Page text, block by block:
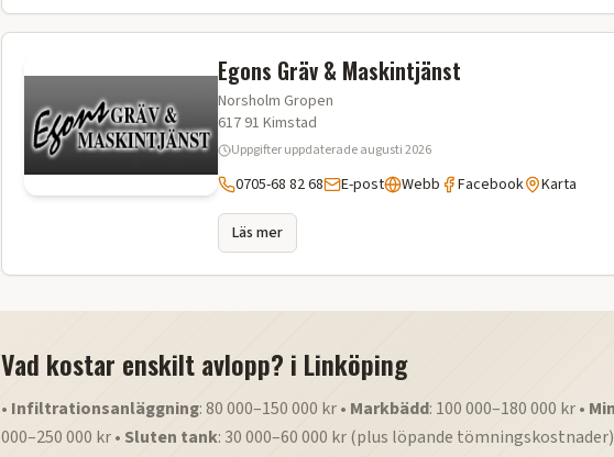
Egons Gräv & Maskintjänst
Norsholm Gropen
617 91 Kimstad
Uppgifter uppdateradeaugusti 2026
0705-68 82 68 E-post Webb Facebook Karta
Läs mer
Vad kostar enskilt avlopp? i Linköping
• Infiltrationsanläggning: 80 000–150 000 kr • Markbädd: 100 000–180 000 kr •
000–250 000 kr • Sluten tank: 30 000–60 000 kr (plus löpande tömningskostnader)